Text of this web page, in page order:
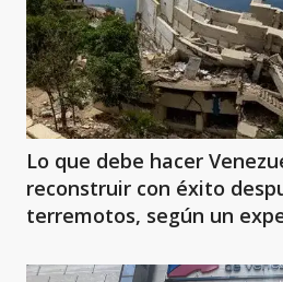
Lo que debe hacer
reconstruir con éxito
terremotos, según un